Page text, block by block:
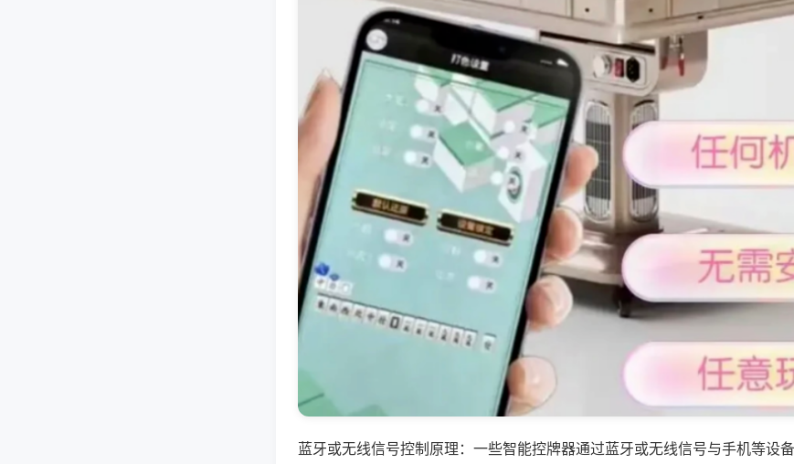
蓝牙或无线信号控制原理：一些智能控牌器通过蓝牙或无线信号与手机等设